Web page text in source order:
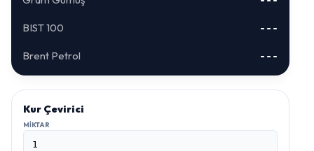
BIST 100 ---
Brent Petrol ---
Kur Çevirici
MIKTAR